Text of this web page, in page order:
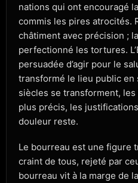
nations qui ont encouragé
commis les pires atrocités.
châtiment avec précision ;
perfectionné les tortures.
persuadée d’agir pour le
transformé le lieu public en
siècles se transforment,
plus précis, les
douleur reste.
Le bourreau est une figure
craint de tous, rejeté par
bourreau vit à la marge de